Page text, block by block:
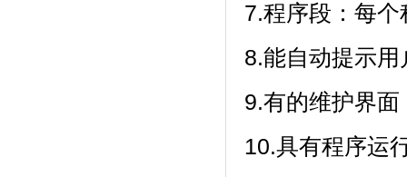
7.程序段：每个
8.能自动提示用户
9.有的维护界面
10.具有程序运行